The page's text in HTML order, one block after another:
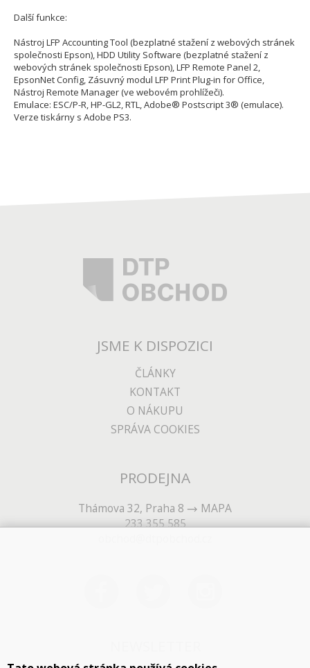
Další funkce:
Nástroj LFP Accounting Tool (bezplatné stažení z webových stránek
společnosti Epson), HDD Utility Software (bezplatné stažení z
webových stránek společnosti Epson), LFP Remote Panel 2,
EpsonNet Config, Zásuvný modul LFP Print Plug-in for Office,
Nástroj Remote Manager (ve webovém prohlížeči).
Emulace: ESC/P-R, HP-GL2, RTL, Adobe® Postscript 3® (emulace).
Verze tiskárny s Adobe PS3.
JSME K DISPOZICI
ČLÁNKY
KONTAKT
O NÁKUPU
SPRÁVA COOKIES
PRODEJNA
Thámova 32, Praha 8
MAPA
233 355 585